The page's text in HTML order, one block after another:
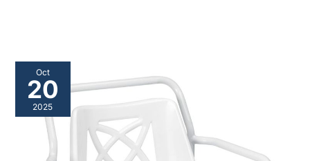
Oct
20
2025